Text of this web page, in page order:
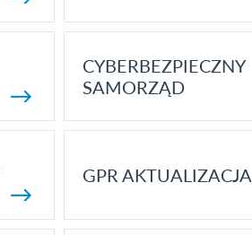
CYBERBEZPIECZNY
SAMORZĄD
GPR AKTUALIZACJA